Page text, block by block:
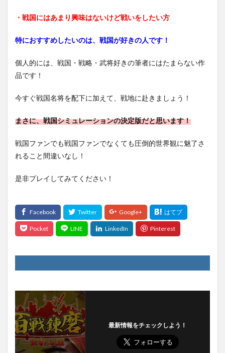
・戦国にはあまり興味はないけど戦いをしたい方
特におすすめしたいのは、戦国が好きの人です！
個人的には、戦国・戦略・武将好きの筆者にはたまらない作
品です！
今すぐ戦国名将を配下に加えて、戦地に赴きましょう！
まさに、戦国シミュレーションの決定版だと思います！
戦国ファンでも戦国ファンでなくても圧倒的世界観に魅了さ
れること間違いなし！
是非プレイしてみてください！
最新情報をチェックしよう！